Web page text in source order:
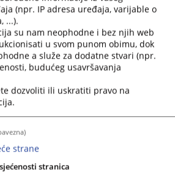
понуђача-рачунарска
113ПРЕГЛЕДА
(npr. IP adresa uređaja, varijable o
...).
su nam neophodne i bez njih web
u svom punom obimu, dok
a služe za dodatne stvari (npr.
budućeg usavršavanja
dozvoliti ili uskratiti pravo na
strane
stranica